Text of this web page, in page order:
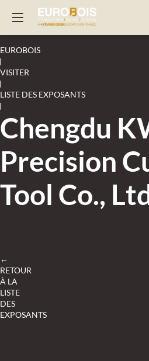
EUROBOIS
|
VISITER
|
LISTE DES EXPOSANTS
|
Chengdu
Precision
Tool Co.,
←
RETOUR
À LA
LISTE
DES
EXPOSANTS